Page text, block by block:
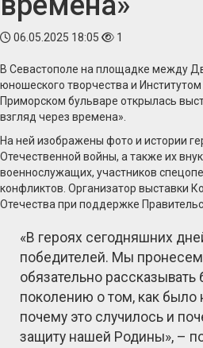
06.05.2025 18:05 1
В Севастополе на площадке между
юношеского творчества и
Приморском бульваре открылась
взгляд через времена».
На ней изображены фото и истории
Отечественной войны, а также их
военнослужащих, участников
конфликтов. Организатор выставки
Отечества при поддержке
«В героях сегодняшних
победителей. Мы
обязательно
поколению о том, как было
почему это случилось и
защиту нашей Родины», –